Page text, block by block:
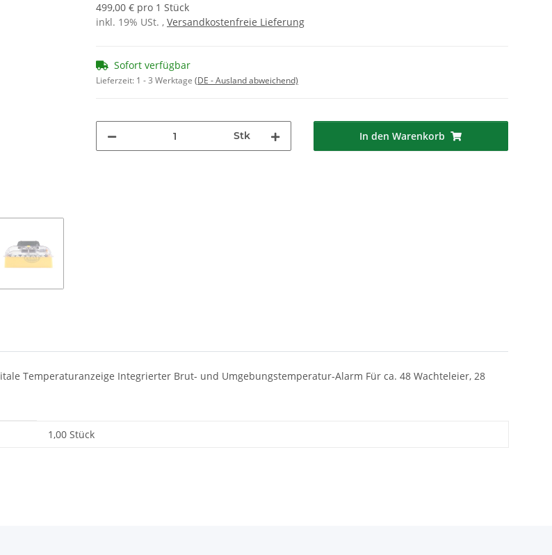
499,00 € pro 1 Stück
inkl. 19% USt. , Versandkostenfreie Lieferung
Sofort verfügbar
Lieferzeit: 1 - 3 Werktage (DE - Ausland abweichend)
Stk In den Warenkorb
Temperaturanzeige Integrierter Brut- und Umgebungstemperatur-Alarm Für ca. 48 Wachteleier, 28
1,00 Stück